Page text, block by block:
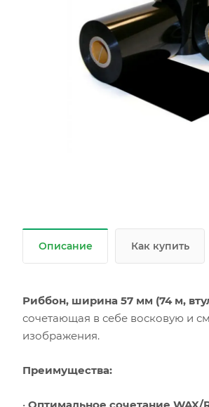
Описание Как купить
Риббон, ширина 57 мм (74 м,
сочетающая в себе восковую и
изображения.
Преимущества: